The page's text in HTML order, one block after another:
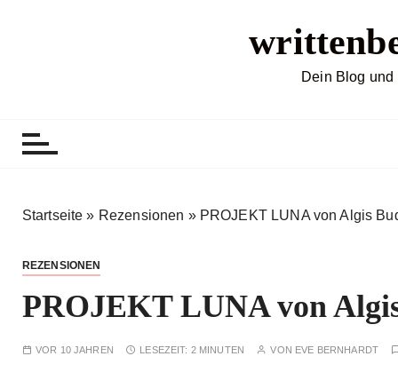
Dein Blog und
Startseite » Rezensionen » PROJEKT LUNA von Algis
REZENSIONEN
PROJEKT LUNA von
VOR 10 JAHREN LESEZEIT: 2 MINUTEN VON EVE BERNHARDT